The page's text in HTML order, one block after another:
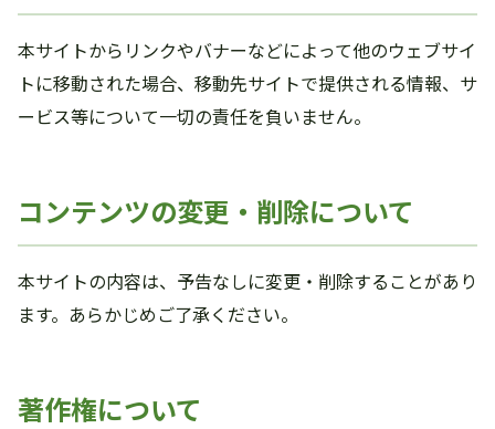
本サイトからリンクやバナーなどによって他のウェブサイ
トに移動された場合、移動先サイトで提供される情報、サ
ービス等について一切の責任を負いません。
コンテンツの変更・削除について
本サイトの内容は、予告なしに変更・削除することがあり
ます。あらかじめご了承ください。
著作権について